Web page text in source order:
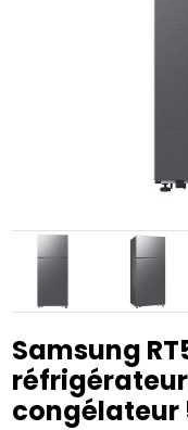
Samsung
congélateur